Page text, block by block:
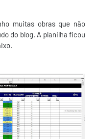
muitas obras que não
do blog. A planilha ficou